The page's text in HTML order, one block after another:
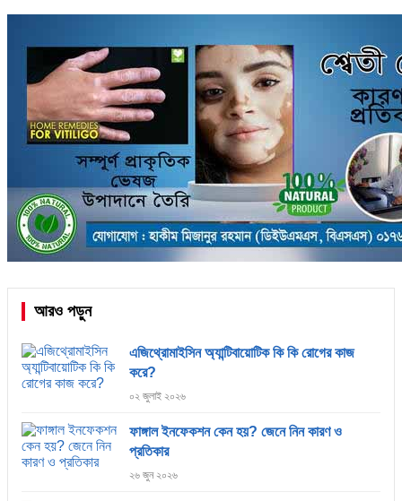
আরও পড়ুন
এজিথ্রোমাইসিন অ্যান্টিবায়োটিক কি কি রোগের কাজ
করে?
০২ জুলাই ২০২৬
ফাঙ্গাল ইনফেকশন কেন হয়? জেনে নিন কারণ ও
প্রতিকার
২৬ জুন ২০২৬